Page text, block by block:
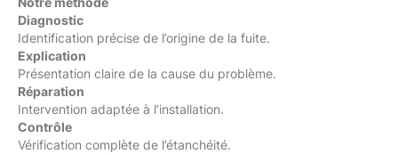
Diagnostic
Identification précise de l’origine de la fuite.
Explication
Présentation claire de la cause du problème.
Réparation
Intervention adaptée à l’installation.
Contrôle
Vérification complète de l’étanchéité.